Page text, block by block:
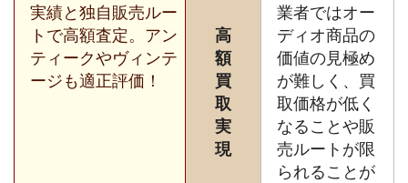
実績と独自販売ルー
トで高額査定。アン
ティークやヴィンテ
ージも適正評価！
高
額
買
取
実
現
業者ではオー
ディオ商品の
価値の見極め
が難しく、買
取価格が低く
なることや販
売ルートが限
られることが